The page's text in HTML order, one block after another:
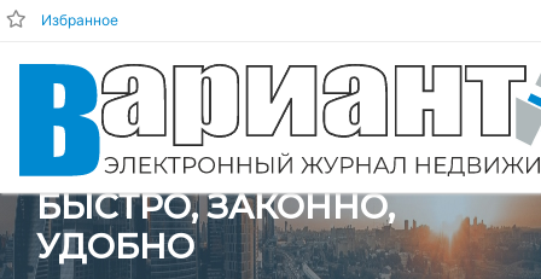
Избранное
БЫСТРО, ЗАКОННО,
УДОБНО